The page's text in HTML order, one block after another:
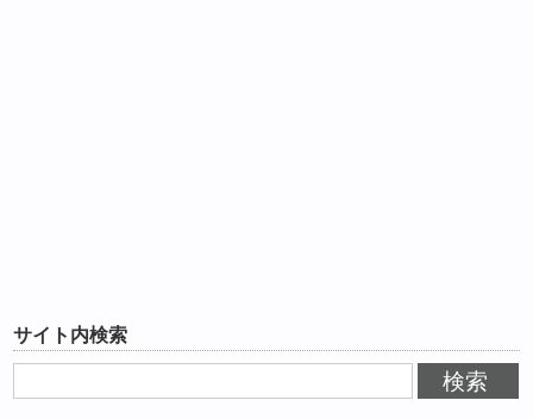
サイト内検索